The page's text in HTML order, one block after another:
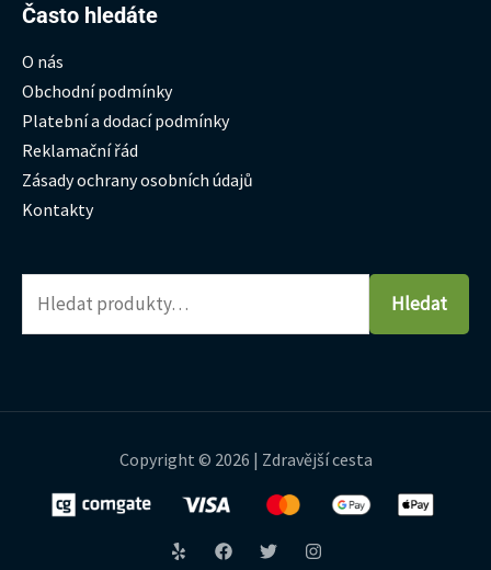
Často hledáte
O nás
Obchodní podmínky
Platební a dodací podmínky
Reklamační řád
Zásady ochrany osobních údajů
Kontakty
Hledat:
Hledat
Copyright © 2026 | Zdravější cesta